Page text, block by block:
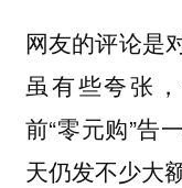
网友的评论是
虽有些夸张
前“零元购”告
天仍发不少大